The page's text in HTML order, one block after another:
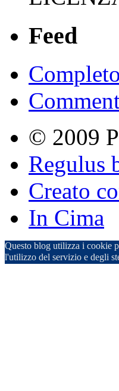
Feed
Completo
© 2009
Regulus
Creato
In Cima
Questo blog utilizza i cookie
l'utilizzo del servizio e degli